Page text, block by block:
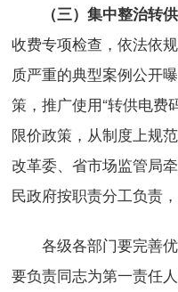
（三）集中整治转
收费专项检查，依法依
质严重的典型案例公开
策，推广使用“转供电费
限价政策，从制度上规
改革委、省市场监管局
民政府按职责分工负责
各级各部门要完善优
要负责同志为第一责任